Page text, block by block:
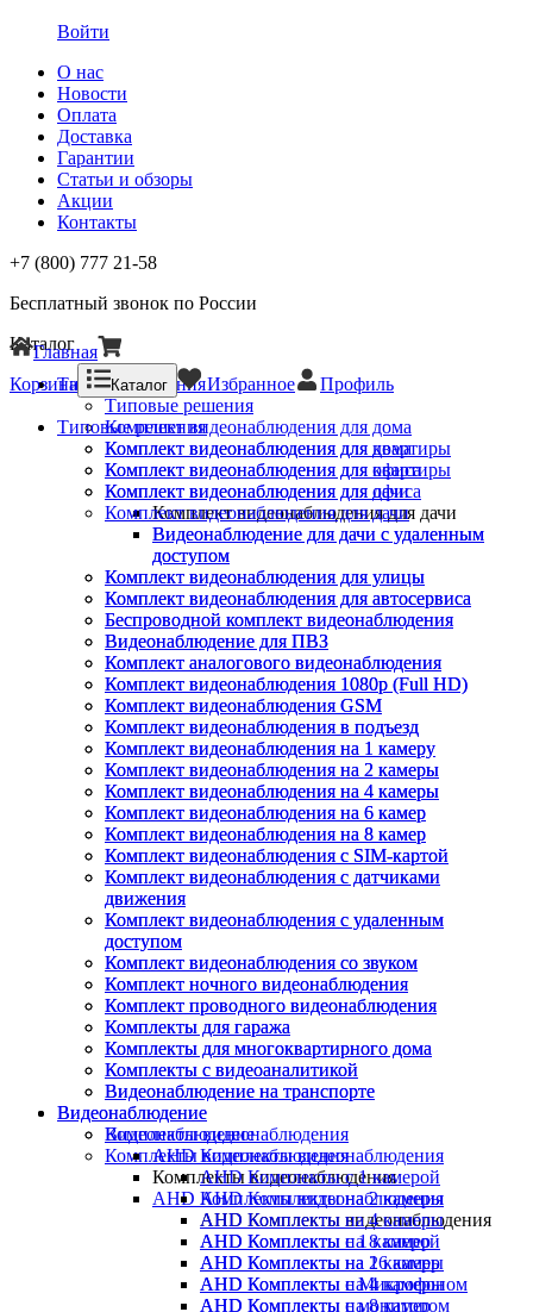
Войти
О нас
Новости
Оплата
Доставка
Гарантии
Статьи и обзоры
Акции
Контакты
+7 (800) 777 21-58
Бесплатный звонок по России
Каталог
Типовые решения
Типовые решения
Комплект видеонаблюдения для дома
Комплект видеонаблюдения для квартиры
Комплект видеонаблюдения для офиса
Комплект видеонаблюдения для дачи
Комплект видеонаблюдения для дачи
Видеонаблюдение для дачи с удаленным
доступом
Комплект видеонаблюдения для улицы
Комплект видеонаблюдения для автосервиса
Беспроводной комплект видеонаблюдения
Видеонаблюдение для ПВЗ
Комплект аналогового видеонаблюдения
Комплект видеонаблюдения 1080p (Full HD)
Комплект видеонаблюдения GSM
Комплект видеонаблюдения в подъезд
Комплект видеонаблюдения на 1 камеру
Комплект видеонаблюдения на 2 камеры
Комплект видеонаблюдения на 4 камеры
Комплект видеонаблюдения на 6 камер
Комплект видеонаблюдения на 8 камер
Комплект видеонаблюдения с SIM-картой
Комплект видеонаблюдения с датчиками
движения
Комплект видеонаблюдения с удаленным
доступом
Комплект видеонаблюдения со звуком
Комплект ночного видеонаблюдения
Комплект проводного видеонаблюдения
Комплекты для гаража
Комплекты для многоквартирного дома
Комплекты с видеоаналитикой
Видеонаблюдение на транспорте
Видеонаблюдение
Видеонаблюдение
Комплекты видеонаблюдения
Комплекты видеонаблюдения
AHD Комплекты видеонаблюдения
AHD Комплекты видеонаблюдения
AHD Комплекты с 1 камерой
AHD Комплекты на 2 камеры
AHD Комплекты на 4 камеры
AHD Комплекты на 8 камер
Главная
Корзина
Каталог Избранное Профиль
Типовые решения
Комплект видеонаблюдения для дома
Комплект видеонаблюдения для квартиры
Комплект видеонаблюдения для офиса
Комплект видеонаблюдения для дачи
Видеонаблюдение для дачи с удаленным
доступом
Комплект видеонаблюдения для улицы
Комплект видеонаблюдения для автосервиса
Беспроводной комплект видеонаблюдения
Видеонаблюдение для ПВЗ
Комплект аналогового видеонаблюдения
Комплект видеонаблюдения 1080p (Full HD)
Комплект видеонаблюдения GSM
Комплект видеонаблюдения в подъезд
Комплект видеонаблюдения на 1 камеру
Комплект видеонаблюдения на 2 камеры
Комплект видеонаблюдения на 4 камеры
Комплект видеонаблюдения на 6 камер
Комплект видеонаблюдения на 8 камер
Комплект видеонаблюдения с SIM-картой
Комплект видеонаблюдения с датчиками
движения
Комплект видеонаблюдения с удаленным
доступом
Комплект видеонаблюдения со звуком
Комплект ночного видеонаблюдения
Комплект проводного видеонаблюдения
Комплекты для гаража
Комплекты для многоквартирного дома
Комплекты с видеоаналитикой
Видеонаблюдение на транспорте
Видеонаблюдение
Комплекты видеонаблюдения
AHD Комплекты видеонаблюдения
AHD Комплекты с 1 камерой
AHD Комплекты на 2 камеры
AHD Комплекты на 4 камеры
AHD Комплекты на 8 камер
AHD Комплекты на 16 камер
AHD Комплекты с Микрофоном
AHD Комплекты с монитором